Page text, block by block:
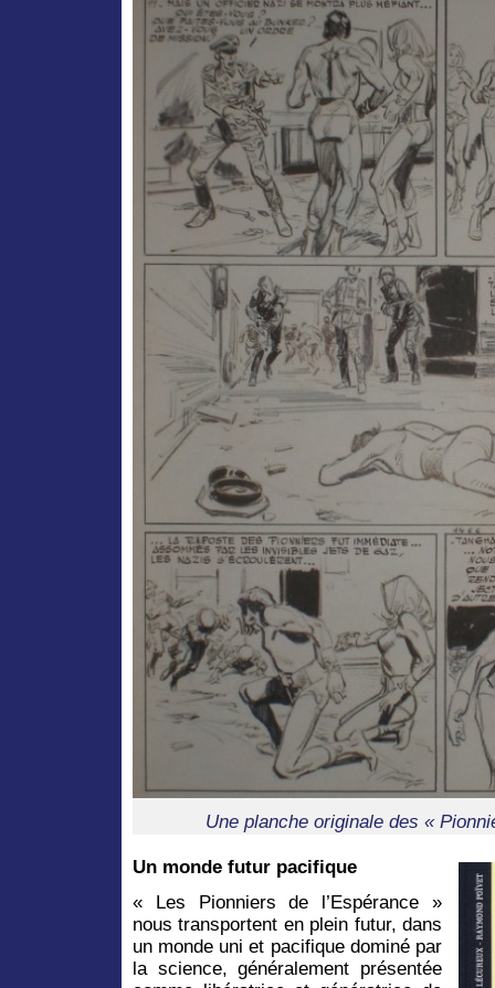
Une planche originale des «
Un monde futur pacifique
« Les Pionniers de l’Espérance »
nous transportent en plein futur, dans
un monde uni et pacifique dominé par
la science, généralement présentée